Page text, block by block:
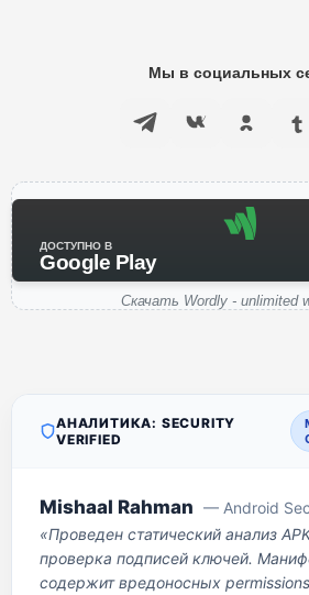
Мы в социальных
ДОСТУПНО В
Google Play
Скачать Wordly - unlimited
АНАЛИТИКА: SECURITY
VERIFIED
Mishaal Rahman — Android
«Проведен статический анализ
проверка подписей ключей.
содержит вредоносных